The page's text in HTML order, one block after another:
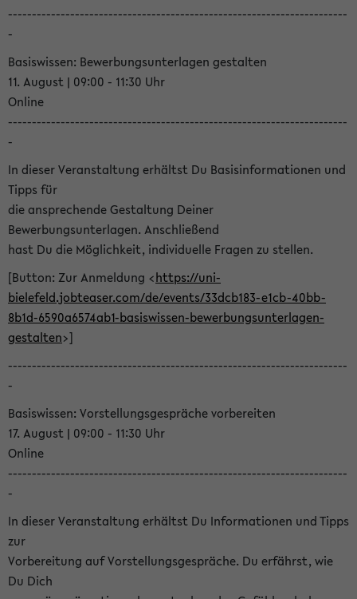
-----------------------------------------------------------------------
-
Basiswissen: Bewerbungsunterlagen gestalten
11. August | 09:00 - 11:30 Uhr
Online
-----------------------------------------------------------------------
-
In dieser Veranstaltung erhältst Du Basisinformationen und
Tipps für
die ansprechende Gestaltung Deiner
Bewerbungsunterlagen. Anschließend
hast Du die Möglichkeit, individuelle Fragen zu stellen.
[Button: Zur Anmeldung <https://uni-
bielefeld.jobteaser.com/de/events/33dcb183-e1cb-40bb-
8b1d-6590a6574ab1-basiswissen-bewerbungsunterlagen-
gestalten>]
-----------------------------------------------------------------------
-
Basiswissen: Vorstellungsgespräche vorbereiten
17. August | 09:00 - 11:30 Uhr
Online
-----------------------------------------------------------------------
-
In dieser Veranstaltung erhältst Du Informationen und Tipps
zur
Vorbereitung auf Vorstellungsgespräche. Du erfährst, wie
Du Dich